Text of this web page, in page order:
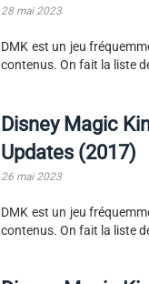
28 mai 2023
DMK est un jeu
contenus. On fait la liste
Disney Magic
Updates (2017)
26 mai 2023
DMK est un jeu
contenus. On fait la liste